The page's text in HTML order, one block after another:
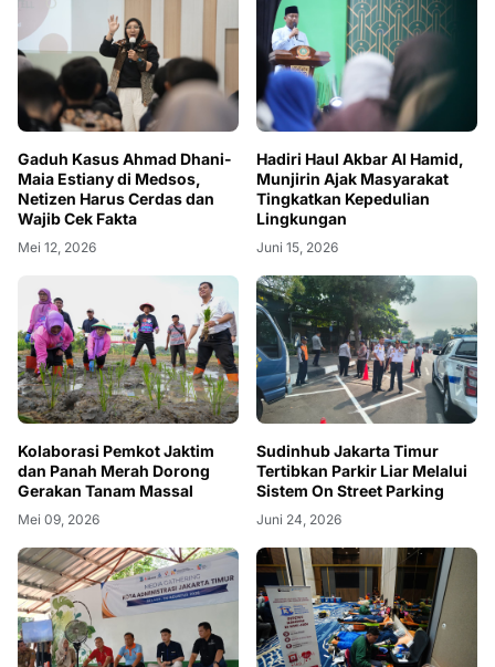
Gaduh Kasus Ahmad Dhani-
Maia Estiany di Medsos,
Netizen Harus Cerdas dan
Wajib Cek Fakta
Mei 12, 2026
Hadiri Haul Akbar Al Hamid,
Munjirin Ajak Masyarakat
Tingkatkan Kepedulian
Lingkungan
Juni 15, 2026
Kolaborasi Pemkot Jaktim
dan Panah Merah Dorong
Gerakan Tanam Massal
Mei 09, 2026
Sudinhub Jakarta Timur
Tertibkan Parkir Liar Melalui
Sistem On Street Parking
Juni 24, 2026